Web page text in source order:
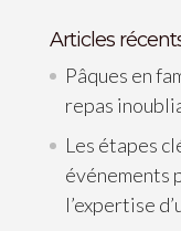
Articles
Pâques en
repas
Les étapes
événements
l’expertise